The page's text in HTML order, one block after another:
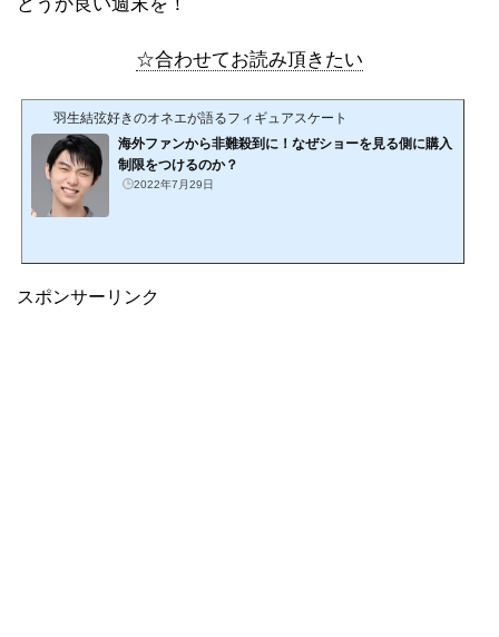
☆合わせてお読み頂きたい
羽生結弦好きのオネエが語るフィギュアスケート
海外ファンから非難殺到に！なぜショーを見る側に購入
制限をつけるのか？
2022年7月29日
スポンサーリンク